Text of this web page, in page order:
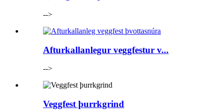
-->
Afturkallanlegur veggfestur v...
-->
Veggfest þurrkgrind